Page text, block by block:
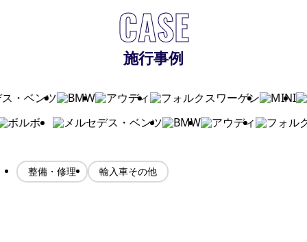
CASE
施行事例
整備・修理 輸入車その他